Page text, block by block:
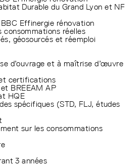
Durable du Grand Lyon et NF
Effinergie rénovation
consommations réelles
géosourcés et réemploi
d’ouvrage et à maîtrise d’œuvre
certifications
BREEAM AP
HQE
spécifiques (STD, FLJ, études
sur les consommations
3 années